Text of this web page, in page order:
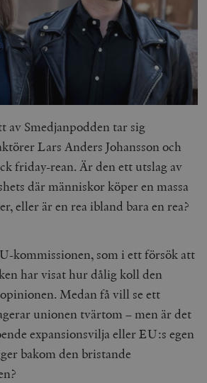
av Smedjanpodden tar sig
Lars Anders Johansson och
friday-rean. Är den ett utslag av
där människor köper en massa
eller är en rea ibland bara en rea?
kommissionen, som i ett försök att
har visat hur dålig koll den
Medan få vill se ett
unionen tvärtom – men är det
expansionsvilja eller EU:s egen
bakom den bristande